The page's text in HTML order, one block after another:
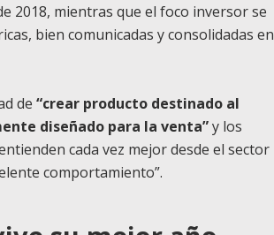
2018, mientras que el foco inversor se
bien comunicadas y consolidadas en
de “crear producto destinado al
diseñado para la venta”y los
cada vez mejor desde el sector
comportamiento”.